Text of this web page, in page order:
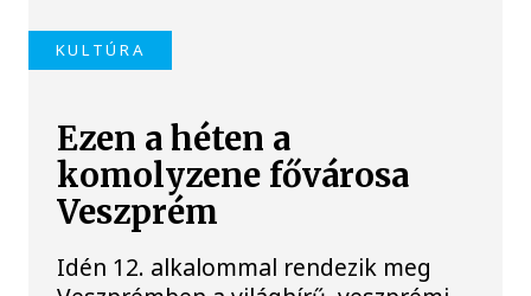
KULTÚRA
Ezen a héten a
komolyzene fővárosa
Veszprém
Idén 12. alkalommal rendezik meg